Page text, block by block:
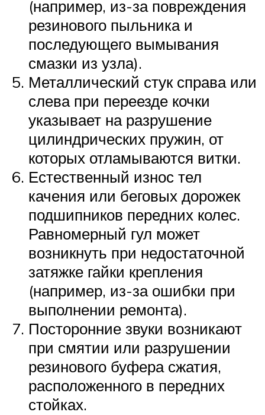
(например, из-за повреждения
резинового пыльника и
последующего вымывания
смазки из узла).
Металлический стук справа или
слева при переезде кочки
указывает на разрушение
цилиндрических пружин, от
которых отламываются витки.
Естественный износ тел
качения или беговых дорожек
подшипников передних колес.
Равномерный гул может
возникнуть при недостаточной
затяжке гайки крепления
(например, из-за ошибки при
выполнении ремонта).
Посторонние звуки возникают
при смятии или разрушении
резинового буфера сжатия,
расположенного в передних
стойках.